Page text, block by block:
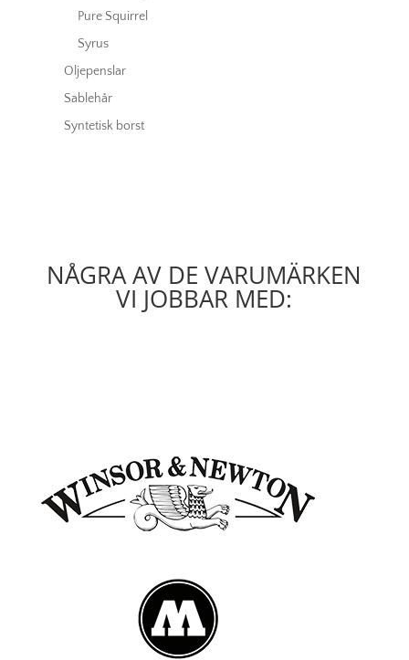
Pure Squirrel
Syrus
Oljepenslar
Sablehår
Syntetisk borst
NÅGRA AV DE VARUMÄRKEN
VI JOBBAR MED: